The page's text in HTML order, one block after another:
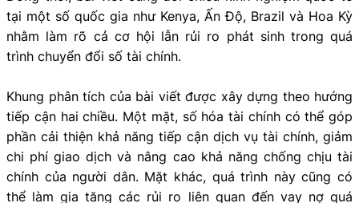
tại một số quốc gia như Kenya, Ấn Độ, Brazil và Hoa Kỳ
nhằm làm rõ cả cơ hội lẫn rủi ro phát sinh trong quá
trình chuyển đổi số tài chính.
Khung phân tích của bài viết được xây dựng theo hướng
tiếp cận hai chiều. Một mặt, số hóa tài chính có thể góp
phần cải thiện khả năng tiếp cận dịch vụ tài chính, giảm
chi phí giao dịch và nâng cao khả năng chống chịu tài
chính của người dân. Mặt khác, quá trình này cũng có
thể làm gia tăng các rủi ro liên quan đến vay nợ quá